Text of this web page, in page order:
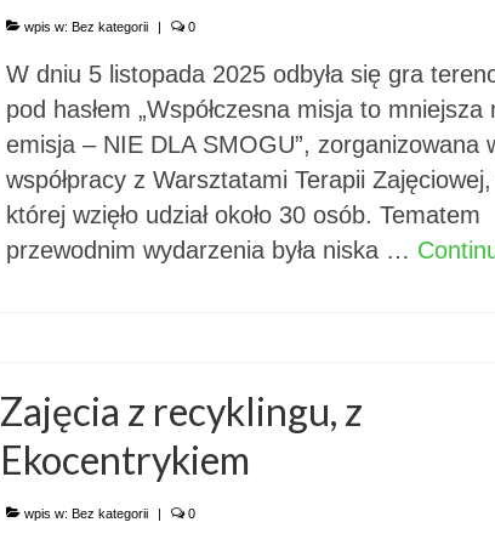
wpis w: Bez kategorii | 0
W dniu 5 listopada 2025 odbyła się gra
pod hasłem „Współczesna misja to mniejsza
emisja – NIE DLA SMOGU”, zorganizowana
współpracy z Warsztatami Terapii
której wzięło udział około 30 osób. Tematem
przewodnim wydarzenia była niska …
Zajęcia z recyklingu, z
Ekocentrykiem
wpis w: Bez kategorii | 0